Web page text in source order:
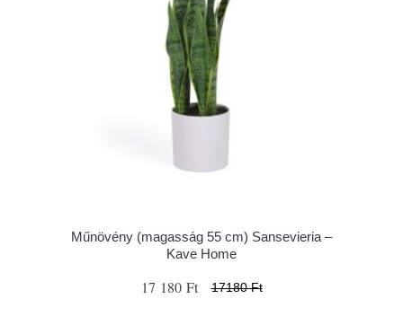
Műnövény (magasság 55 cm) Sansevieria –
Kave Home
17 180 Ft 17180 Ft